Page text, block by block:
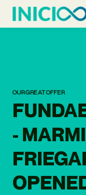
OUR GREAT OFFER
-